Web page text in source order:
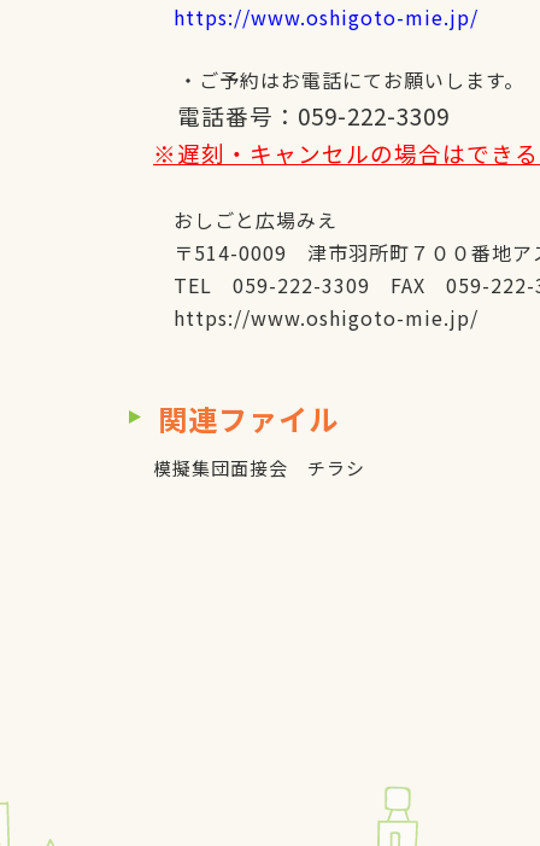
https://www.oshigoto-mie.jp/
・ ご予約はお電話にてお願いします。
電話番号：059-222-3309
※遅刻・キャンセルの場合はでき
おしごと広場みえ
〒514-0009 津市羽所町７００番地ア
TEL 059-222-3309 FAX 059-222-
https://www.oshigoto-mie.jp/
関連ファイル
模擬集団面接会 チラシ